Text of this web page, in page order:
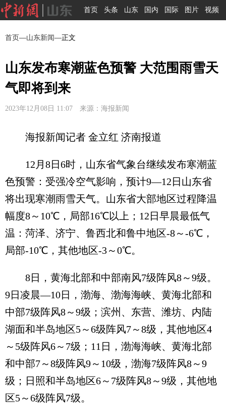
首页 头条 山东 国内 国际 图片 视频
首页—山东新闻—正文
山东发布寒潮蓝色预警 大范围雨雪天
气即将到来
2023年12月08日 11:07 来源：海报新闻
海报新闻记者 金立红 济南报道
12月8日6时，山东省气象台继续发布寒潮蓝
色预警：受强冷空气影响，预计9—12日山东省
将出现寒潮雨雪天气。山东省大部地区过程降温
幅度8～10℃，局部16℃以上；12日早晨最低气
温：菏泽、济宁、鲁西北和鲁中地区-8～-6℃，
局部-10℃，其他地区-3～0℃。
8日，黄海北部和中部南风7级阵风8～9级。
9日凌晨—10日，渤海、渤海海峡、黄海北部和
中部7级阵风8～9级；滨州、东营、潍坊、内陆
湖面和半岛地区5～6级阵风7～8级，其他地区4
～5级阵风6～7级；11日，渤海海峡、黄海北部
和中部7～8级阵风9～10级，渤海7级阵风8～9
级；日照和半岛地区6～7级阵风8～9级，其他地
区5～6级阵风7级。